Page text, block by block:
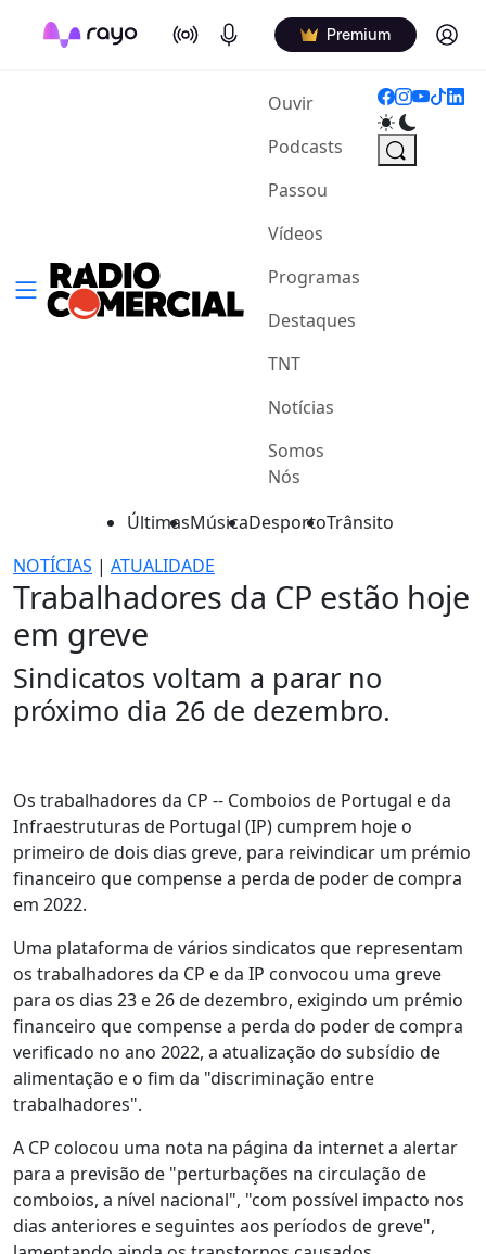
On Air Podcasts Premium Log in
Ouvir(current)
Podcasts
Passou
Vídeos
Programas
Destaques
TNT
Notícias
Somos
Nós
ÚltimasMúsicaDesportoTrânsito
NOTÍCIAS | ATUALIDADE
Trabalhadores da CP estão hoje
em greve
Sindicatos voltam a parar no
próximo dia 26 de dezembro.
Os trabalhadores da CP -- Comboios de Portugal e da
Infraestruturas de Portugal (IP) cumprem hoje o
primeiro de dois dias greve, para reivindicar um prémio
financeiro que compense a perda de poder de compra
em 2022.
Uma plataforma de vários sindicatos que representam
os trabalhadores da CP e da IP convocou uma greve
para os dias 23 e 26 de dezembro, exigindo um prémio
financeiro que compense a perda do poder de compra
verificado no ano 2022, a atualização do subsídio de
alimentação e o fim da "discriminação entre
trabalhadores".
A CP colocou uma nota na página da internet a alertar
para a previsão de "perturbações na circulação de
comboios, a nível nacional", "com possível impacto nos
dias anteriores e seguintes aos períodos de greve",